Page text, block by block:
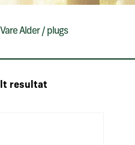
Vare Alder/ plugs
resultat